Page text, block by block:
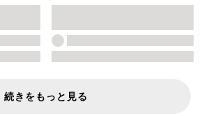
続きをもっと見る